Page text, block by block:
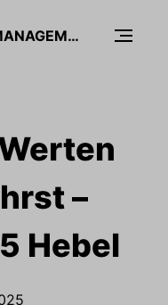
ZIPRESSO PROJEKTMANAGEMENT PODCAST
–
Hebel